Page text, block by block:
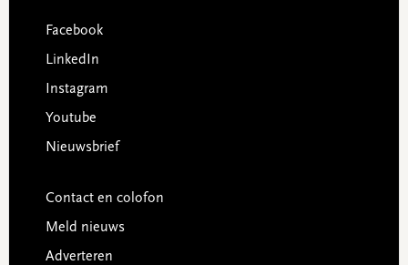
Facebook
LinkedIn
Instagram
Youtube
Nieuwsbrief
Contact en colofon
Meld nieuws
Adverteren